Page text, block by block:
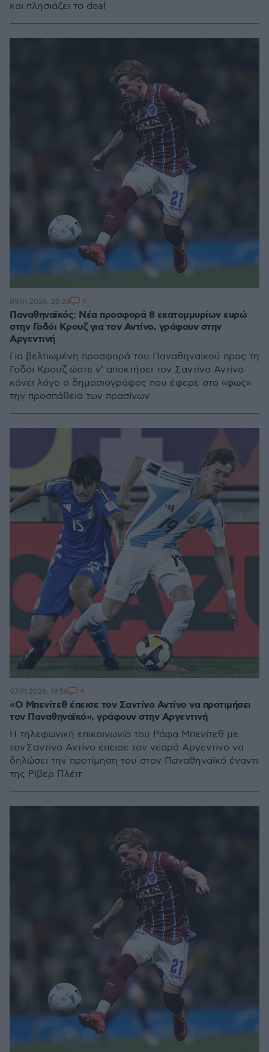
και πλησιάζει το deal
Παναθηναϊκός: Νέα προσφορά 8 εκατομμυρίων ευρώ
στην Γοδόι Κρουζ για τον Αντίνο, γράφουν στην
Αργεντινή
Για βελτιωμένη προσφορά του Παναθηναϊκού προς τη
Γοδόι Κρουζ ώστε ν’ αποκτήσει τον Σαντίνο Αντίνο
κάνει λόγο ο δημοσιογράφος που έφερε στο «φως»
την προσπάθεια των πρασίνων
09.01.2026, 20:24 6
«Ο Μπενίτεθ έπεισε τον Σαντίνο Αντίνο να προτιμήσει
τον Παναθηναϊκό», γράφουν στην Αργεντινή
H τηλεφωνική επικοινωνία του Ράφα Μπενίτεθ με
τον Σαντίνο Αντίνο έπεισε τον νεαρό Αργεντίνο να
δηλώσει την προτίμηση του στον Παναθηναϊκό έναντι
της Ρίβερ Πλέιτ
07.01.2026, 19:56 4